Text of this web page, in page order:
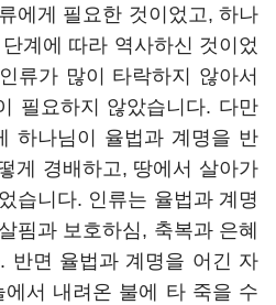
에게 필요한 것이었고, 하나
계에 따라 역사하신 것이었
류가 많이 타락하지 않아서
필요하지 않았습니다. 다만
하나님이 율법과 계명을 반
게 경배하고, 땅에서 살아가
습니다. 인류는 율법과 계명
핌과 보호하심, 축복과 은혜
반면 율법과 계명을 어긴 자
서 내려온 불에 타 죽을 수